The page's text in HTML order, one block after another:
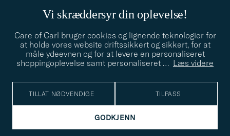
Vi skræddersyr din oplevelse!
Care of Carl bruger cookies og lignende teknologier for
at holde vores website driftssikkert og sikkert, for at
måle ydeevnen og for at levere en personaliseret
shoppingoplevelse samt personaliseret … Læs videre
TILLAT NØDVENDIGE TILPASS
GODKJENN
STILRÅDGIVNING
© Care of Carl 2026